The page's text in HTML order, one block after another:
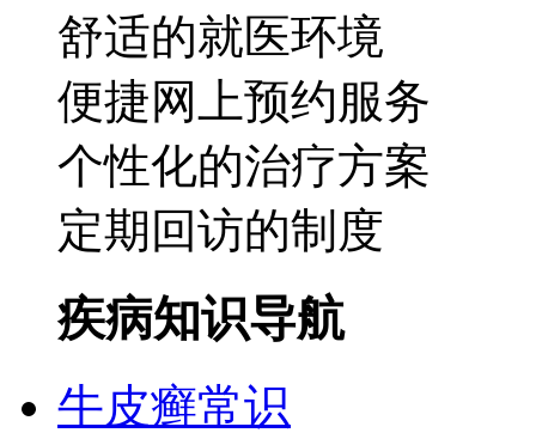
舒适的就医环境
便捷网上预约服务
个性化的治疗方案
定期回访的制度
疾病知识导航
牛皮癣常识